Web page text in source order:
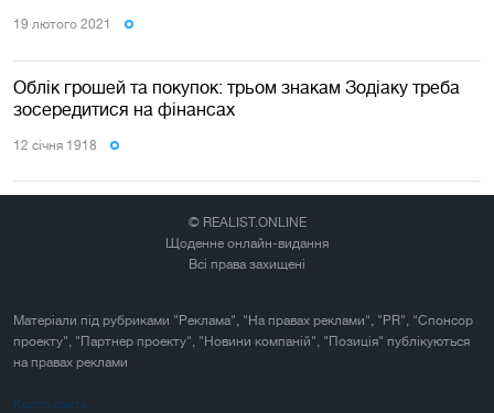
19 лютого 2021
Облік грошей та покупок: трьом знакам Зодіаку треба
зосередитися на фінансах
12 сiчня 1918
© REALIST.ONLINE
Щоденне онлайн-видання
Всі права захищені
Матеріали під рубриками "Реклама", "На правах реклами", "PR", "Спонсор
проекту", "Партнер проекту", "Новини компаній", "Позиція" публікуються
на правах реклами
Карта сайта